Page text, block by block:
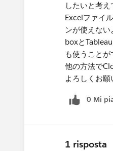
したいと考え
Excelファイ
ンが使えない
boxと
も使うことが
他の方法で​
よろしくお願
0 Mi
1 risposta